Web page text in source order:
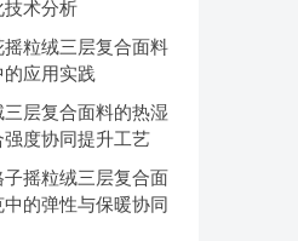
技术分析
粒绒三层复合面料
应用实践
层复合面料的热湿
度协同提升工艺
摇粒绒三层复合面
的弹性与保暖协同